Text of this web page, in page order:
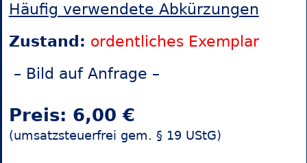
Häufig verwendete Abkürzungen
Zustand: ordentliches Exemplar
– Bild auf Anfrage –
Preis: 6,00 €
(umsatzsteuerfrei gem. § 19 UStG)